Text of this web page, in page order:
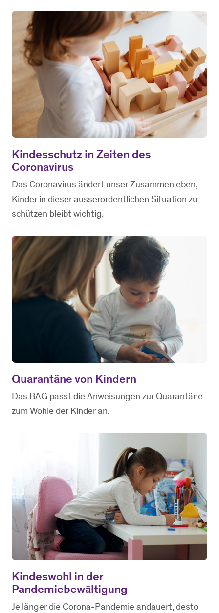
Kindesschutz in Zeiten des
Coronavirus
Das Coronavirus ändert unser Zusammenleben,
Kinder in dieser ausserordentlichen Situation zu
schützen bleibt wichtig.
Quarantäne von Kindern
Das BAG passt die Anweisungen zur Quarantäne
zum Wohle der Kinder an.
Kindeswohl in der
Pandemiebewältigung
Je länger die Corona-Pandemie andauert, desto